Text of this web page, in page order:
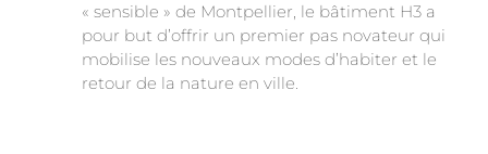
« sensible » de Montpellier, le bâtiment H3 a
pour but d’offrir un premier pas novateur qui
mobilise les nouveaux modes d’habiter et le
retour de la nature en ville.